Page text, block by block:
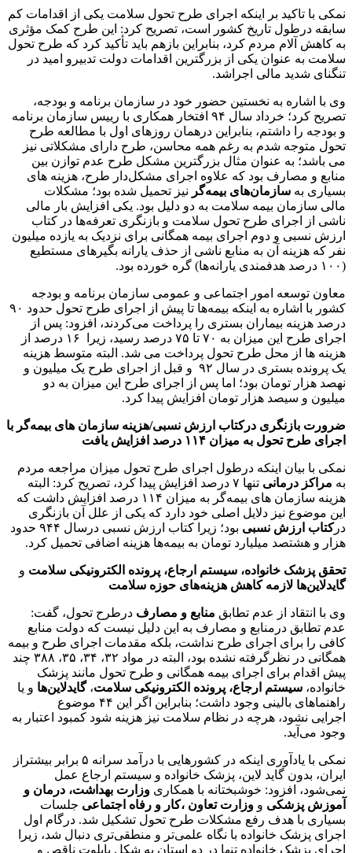
نمکی با تاکید بر اینکه اجرای طرح تحول سلامت یکی از اقدامات کم
سابقه درطول تاریخ کشور است، تصریح کرد: این طرح کمک مؤثری
به کاهش آلام مردم کرد، بنابراین بازهم باید تأکید کرد که طرح تحول
سلامت به عنوان یکی از بزرگترین اقدامات دولت تدبیرو امید در
تنگنای شدید مالی اجراشد.
وی با اشاره به نخستین حضور خود در سازمان برنامه و بودجه،
تصریح کرد؛ خرداد سال ۹۴ افتخار همکاری با رییس سازمان برنامه
و بودجه را داشتم، بنابراین درهمان روزهای اول با مطالعه طرح
تحول متوجه شدم به رغم همه محاسن، طرح دارای مشکلاتی نیز
می باشد؛ به عنوان مثال بزرگترین مشکل طرح عدم توازن بین
منابع و مصارف بود که علاوه اجرای مشکل‌دار طرح، هزینه های
بسیاری به سازمان‌های بیمه‌گر نیز تحمیل شده بود؛ مشکلات
مالی سازمان بیمه سلامت به دو دلیل بود. یکی افزایش بار مالی
ناشی از اجرای طرح تحول سلامت و بازنگری تعرفه‌ها در کتاب
ارزش نسبی و دوم اجرای بیمه همگانی برای نزدیک به یازده میلیون
نفر که هزینه آن به منابع ناشی از حذف یارانه‌ بگیرهای مستطیع
(۱۰۰ درصد هدفمندی یارانه‌ها) گره خورده بود.
معاون توسعه امور اجتماعی و عمومی سازمان برنامه و بودجه
کشور با اشاره به اینکه بیمه‌ها تا پیش از اجرای طرح تحول حدود ۹۰
درصد هزینه بیماران بستری را پرداخت می‌کردند، افزود: پس از
اجرای طرح این میزان به ۷۰ تا ۷۵ درصد رسید، زیرا ۱۶ درصد از
هزینه ها از محل طرح تحول پرداخت می شد. البته متوسط هزینه
یک پرونده بستری در سال ۹۲ و قبل از اجرای طرح یک میلیون و
نهصد هزار تومان بود؛ اما پس از اجرای طرح این میزان به دو
میلیون و سیصد هزار تومان افزایش پیدا کرد.
ضرورت بازنگری درکتاب ارزش نسبی/هزینه سازمان های بیمه‌گر با
اجرای طرح تحول به میزان ۱۱۴ درصد افزایش یافت
نمکی با بیان اینکه درطول اجرای طرح تحول میزان مراجعه مردم
به مراکز درمانی
تنها ۷ درصد افزایش پیدا کرد، تصریح کرد: البته
هزینه سازمان های بیمه‌گر به میزان ۱۱۴ درصد افزایش داشت که
این موضوع نیز دلایل اصلی خود دارد که یکی از علل آن بازنگری
درکتاب ارزش نسبی
بود؛ زیرا کتاب ارزش نسبی درسال ۹۴۴ حدود
هزار و هشتصد میلیارد تومان به بیمه‌ها هزینه اضافی تحمیل کرد.
تحقق پزشک خانواده، سیستم ارجاع، پرونده الکترونیکی سلامت و
گایدلاین‌ها لازمه کاهش هزینه‌های حوزه سلامت
وی با انتقاد از عدم تطابق منابع و مصارف درطرح تحول، گفت:
عدم تطابق درمنابع و مصارف به این دلیل نیست که دولت منابع
کافی را برای اجرای طرح نداشت، بلکه مقدمات اجرای طرح و بیمه
همگانی در نظرگرفته نشده بود، البته در مواد ۳۲، ۳۴، ۳۵، ۳۸۸ چند
پیش اقدام برای اجرای بیمه همگانی و طرح تحول مانند پزشک
خانواده، سیستم ارجاع، پرونده الکترونیکی سلامت،گایدلاین‌ها و یا
راهنماهای بالینی وجود داشت؛ بنابراین اگر این ۴۴ موضوع
اجرایی نشود، هرچه در نظام سلامت نیز هزینه شود کمبود اعتبار به
وجود می‌آید.
نمکی با یادآوری اینکه در کشورهایی با درآمد سرانه ۵ برابر بیشتراز
ایران، بدون گاید لاین، پزشک خانواده و سیستم ارجاع عمل
نمی‌شود، افزود: خوشبختانه با همکاری وزارت بهداشت، درمان و
آموزش پزشکی و وزارت تعاون ،کار و رفاه اجتماعی جلسات
بسیاری با هدف رفع مشکلات طرح تحول تشکیل شد. درگام اول
اجرای پزشک خانواده با نگاه علمی‌تر و منطقی‌تری دنبال شد، زیرا
اجرای پزشک خانواده تنها در دو استان به شکل پایلوت ناقص و